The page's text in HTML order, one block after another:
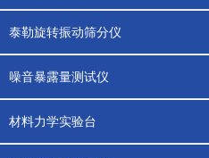
泰勒旋转振动筛分仪
噪音暴露量测试仪
材料力学实验台